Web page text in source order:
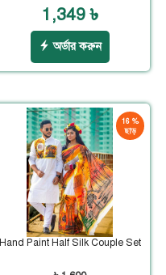
1,349 ৳
অর্ডার করুন
16 %
ছাড়
Hand Paint Half Silk Couple Set